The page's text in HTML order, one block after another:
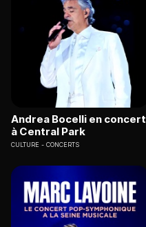
Andrea Bocelli en concert
à Central Park
CULTURE CONCERTS